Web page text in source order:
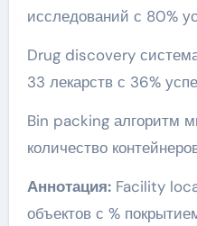
исследований с 80%
Drug discovery
33 лекарств с 36%
Bin packing алгоритм
количество
Аннотация:Facility
объектов с %